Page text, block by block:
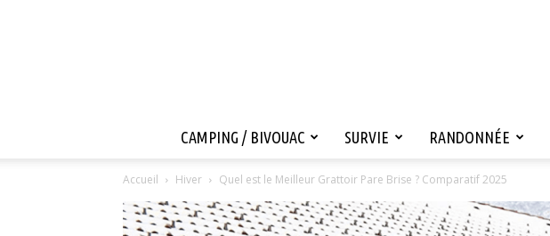
CAMPING / BIVOUAC SURVIE RANDONNÉE
Accueil Hiver Quel est le Meilleur Grattoir Pare Brise ? Comparatif 2025